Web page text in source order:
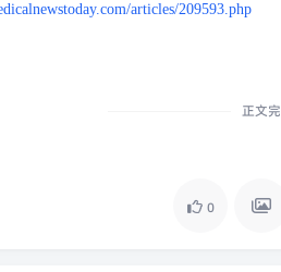
articles/209593.php
正文完
0